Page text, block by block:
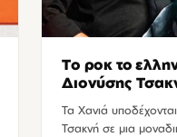
Το ροκ το
Διονύσης
Τα Χανιά
Τσακνή σε μια